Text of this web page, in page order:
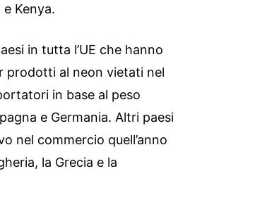
Kenya.
in tutta l’UE che hanno
prodotti al neon vietati nel
in base al peso
e Germania. Altri paesi
nel commercio quell’anno
la Grecia e la